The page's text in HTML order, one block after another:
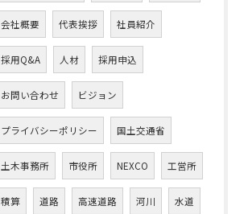
会社概要 代表挨拶 社員紹介
採用Q&A 人材 採用申込
お問い合わせ ビジョン
プライバシーポリシー 国土交通省
土木事務所 市役所 NEXCO 工営所
積算 道路 高速道路 河川 水道